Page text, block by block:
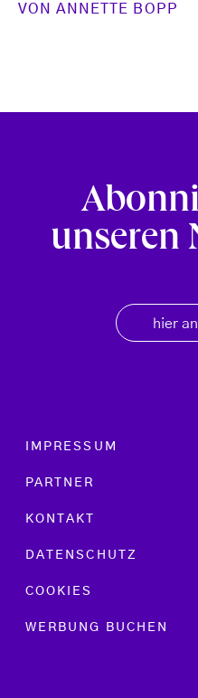
VONANNETTE BOPP
unseren
hier
Footer menu
IMPRESSUM
PARTNER
KONTAKT
DATENSCHUTZ
COOKIES
WERBUNG BUCHEN